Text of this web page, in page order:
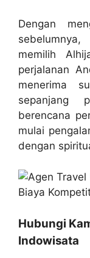
Dengan
memilih
perjalanan
menerima
sepanjang
berencana
mulai
dengan
Hubungi
Indowisata